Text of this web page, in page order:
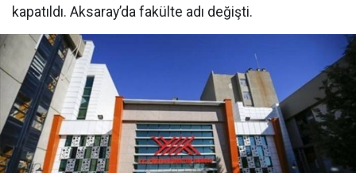
kapatıldı. Aksaray’da fakülte adı değişti.